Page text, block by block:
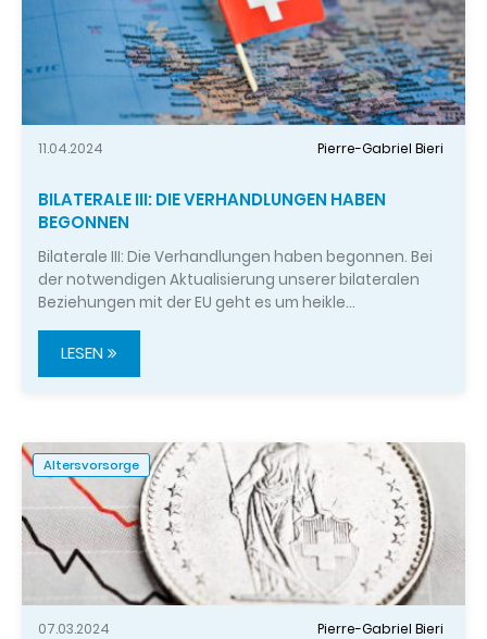
11.04.2024 Pierre-Gabriel Bieri
BILATERALE III: DIE VERHANDLUNGEN HABEN
BEGONNEN
Bilaterale III: Die Verhandlungen haben begonnen. Bei
der notwendigen Aktualisierung unserer bilateralen
Beziehungen mit der EU geht es um heikle…
LESEN
Altersvorsorge
07.03.2024 Pierre-Gabriel Bieri